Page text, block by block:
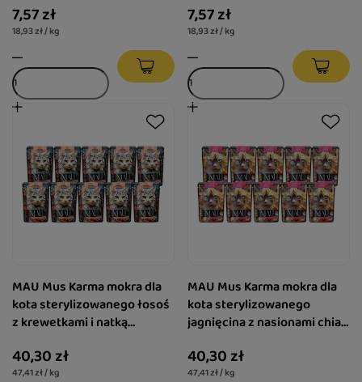
7,57 zł
18,93 zł / kg
7,57 zł
18,93 zł / kg
MAU Mus Karma mokra dla
kota sterylizowanego łosoś
z krewetkami i natką
40,30 zł
47,41 zł / kg
MAU Mus Karma mokra dla
kota sterylizowanego
jagnięcina z nasionami chia i
40,30 zł
47,41 zł / kg